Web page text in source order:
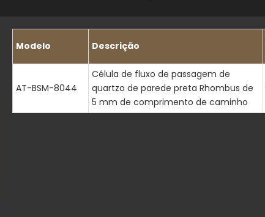
Coeficiente de
Resistência à flexão: ≥
Módulo de Young: ~72GPa
Dureza: Escala de Mohs
Modelo Descrição
AT-BSM-8044
Célula de fluxo de passagem de
quartzo de parede preta Rhombus de
5 mm de comprimento de caminho